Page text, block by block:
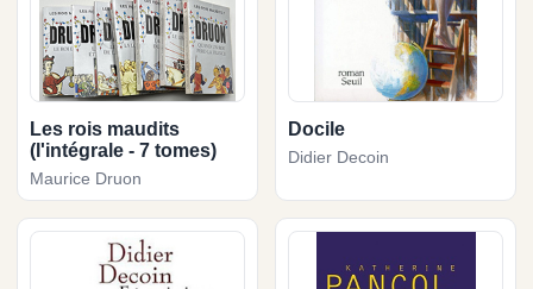
Les rois maudits
(l'intégrale - 7 tomes)
Maurice Druon
Docile
Didier Decoin